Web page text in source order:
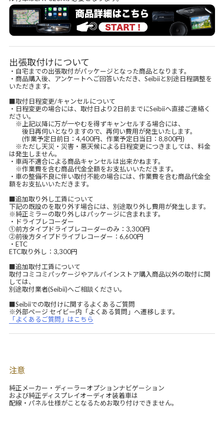
出張取付けについて
・自宅までの出張取付がパッケージとなった商品となります。
・商品購入後、アンケートへご回答いただき、Seibiiと別途日程調整を
いただきます。
■取付日程変更/キャンセルについて
・日程変更の場合には、取付日より2日前までにSeibiiへ直接ご連絡く
ださい。
※上記以降に万が一やむを得ずキャンセルする場合には、
後日再伺いとなりますので、再伺い費用が発生いたします。
(作業予定日前日：4,400円、作業予定日当日：8,800円)
※ただし天災・災害・悪天候による日程変更につきましては、料金
は発生しません。
・車両不適合による商品キャンセルは出来かねます。
※作業費を含む商品代金全額をお支払いいただきます。
・車の整備不良に伴い取付不能の場合には、作業費を含む商品代金全
額をお支払いいただきます。
■追加取り外し工賃について
下記の既設のを取り外す場合には、別途取り外し費用が発生します。
※純正ミラーの取り外しはパッケージに含まれます。
・ドライブレコーダー
①前方タイプドライブレコーダーのみ：3,300円
②前後方タイプドライブレコーダー：6,600円
・ETC
ETC取り外し：3,300円
■追加取付工賃について
取付コミコミパッケージやアルパインストア購入商品以外の取付に関
しては、
別途取付業者(Seibii)へご相談ください。
■Seibiiでの取付けに関するよくあるご質問
※外部ページ セイビー内「よくある質問」へ遷移します。
「よくあるご質問」はこちら
注意
純正メーカー・ディーラーオプションナビゲーション
および純正ディスプレイオーディオ装着車は
配線・パネル仕様がことなるためお取り付けできません。